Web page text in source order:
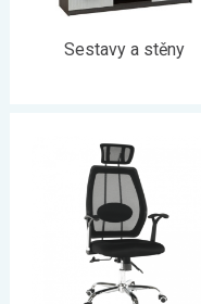
Sestavy a stěny